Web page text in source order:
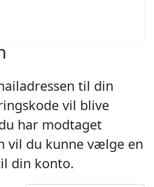
til din
vil blive
har modtaget
vil du kunne vælge en
din konto.